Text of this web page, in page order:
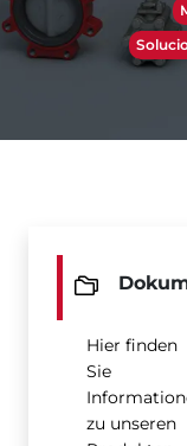
Hier finden
Sie
zu unseren